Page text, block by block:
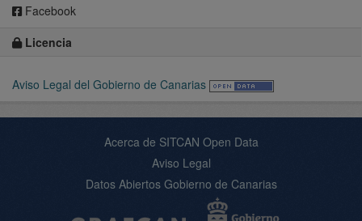
Facebook
Licencia
Aviso Legal del Gobierno de Canarias
Acerca de SITCAN Open Data
Aviso Legal
Datos Abiertos Gobierno de Canarias